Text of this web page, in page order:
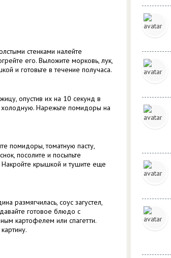
стенками налейте
его. Выложите морковь, лук,
и готовьте в течение получаса.
опустив их на 10 секунд в
Нарежьте помидоры на
помидоры, томатную пасту,
посолите и посыпьте
крышкой и тушите еще
размягчилась, соус загустел,
готовое блюдо с
картофелем или спагетти.